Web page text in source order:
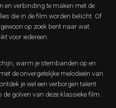
en verbinding te maken met de
die in de film worden belicht. Of
op zoek bent naar wat
voor iedereen.
warm je stembanden op en
de onvergetelijke melodieën van
je wel een verborgen talent
golven van deze klassieke film.